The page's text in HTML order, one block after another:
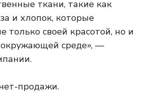
ткани, такие как
и хлопок, которые
только своей красотой, но и
среде», —
продажи.